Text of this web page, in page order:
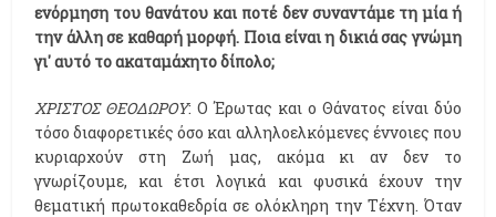
ενόρμηση του θανάτου και ποτέ δεν συναντάμε τη μία ή
την άλλη σε καθαρή μορφή. Ποια είναι η δικιά σας γνώμη
γι' αυτό το ακαταμάχητο δίπολο;
ΧΡΙΣΤΟΣ ΘΕΟΔΩΡΟΥ: O Έρωτας και ο Θάνατος είναι δύο
τόσο διαφορετικές όσο και αλληλοελκόμενες έννοιες που
κυριαρχούν στη Ζωή μας, ακόμα κι αν δεν το
γνωρίζουμε, και έτσι λογικά και φυσικά έχουν την
θεματική πρωτοκαθεδρία σε ολόκληρη την Τέχνη. Όταν